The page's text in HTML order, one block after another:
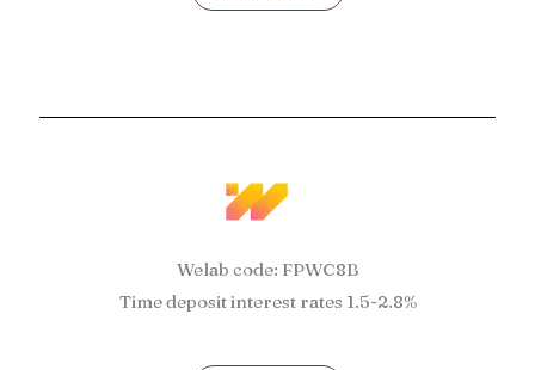
Welab code: FPWC8B
Time deposit interest rates 1.5-2.8%